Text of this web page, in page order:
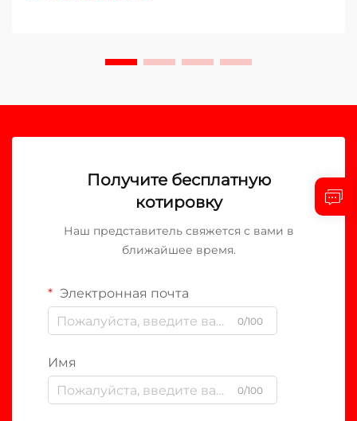
Получите бесплатную
котировку
Наш представитель свяжется с вами в
ближайшее время.
Электронная почта
0/100
Имя
0/100